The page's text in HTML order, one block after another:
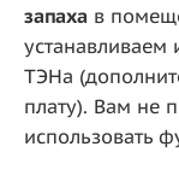
запаха в
устанавливаем
ТЭНа
плату). Вам не
использовать